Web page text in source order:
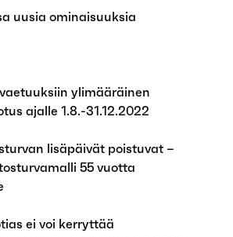
uusia ominaisuuksia
ylimääräinen
ajalle 1.8.-31.12.2022
lisäpäivät poistuvat –
55 vuotta
ei voi kerryttää